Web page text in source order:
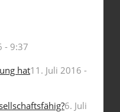
- 9:37
hat11. Juli 2016 -
6. Juli